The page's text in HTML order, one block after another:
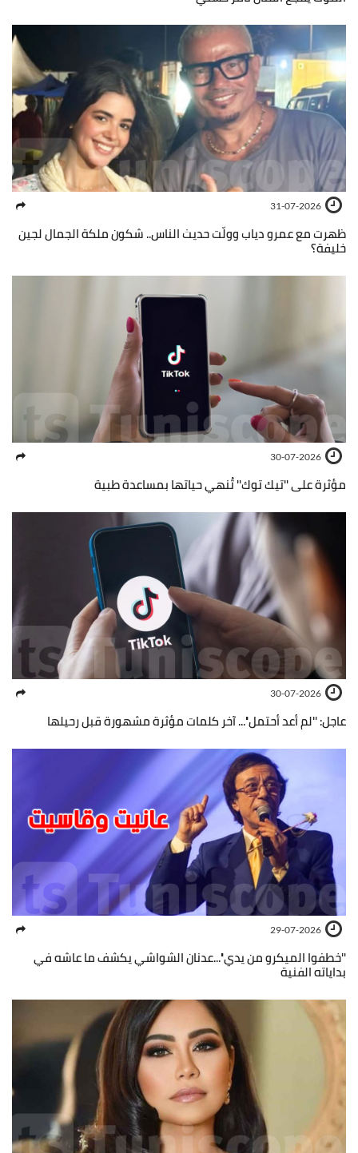
31-07-2026
ظهرت مع عمرو دياب وولّت حديث الناس.. شكون ملكة الجمال لجين
خليفة؟
30-07-2026
مؤثرة على ''تيك توك'' تُنهي حياتها بمساعدة طبية
30-07-2026
عاجل: ''لم أعد أحتمل''... آخر كلمات مؤثرة مشهورة قبل رحيلها
29-07-2026
''خطفوا الميكرو من يدي''...عدنان الشواشي يكشف ما عاشه في
بداياته الفنية